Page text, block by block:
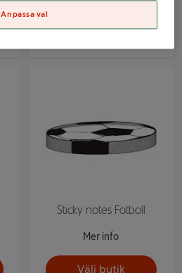
Välj butik
Sticky notes Fotboll
Mer info
Välj butik
Anpassa val